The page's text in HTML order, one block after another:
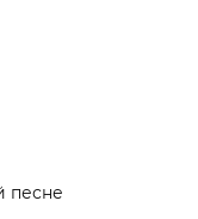
песне